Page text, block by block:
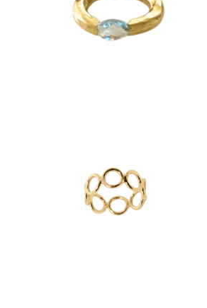
$390
anillos